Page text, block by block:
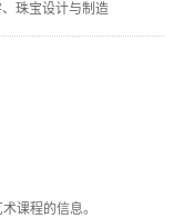
珠宝设计与制造
课程的信息。